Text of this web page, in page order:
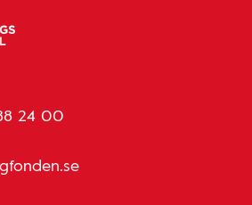
24 00